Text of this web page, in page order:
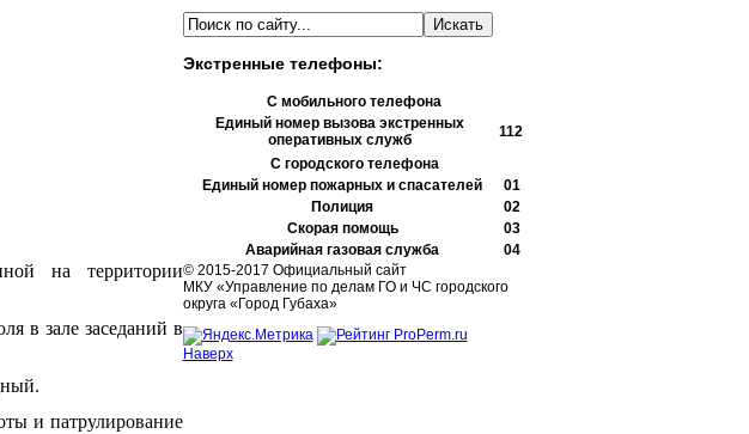
на территории
в зале заседаний в
и патрулирование
Экстренные телефоны:
С мобильного телефона
Единый номер вызова экстренных
оперативных служб
112
С городского телефона
Единый номер пожарных и спасателей
01
Полиция
02
Скорая помощь
03
Аварийная газовая служба
04
© 2015-2017 Официальный сайт
МКУ «Управление по делам ГО и ЧС городского
округа «Город Губаха»
Наверх